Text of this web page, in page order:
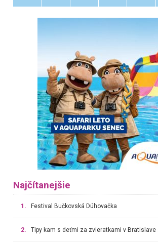
Najčítanejšie
1. Festival Bučkovská Dúhovačka
2. Tipy kam s deťmi za zvieratkami v Bratislave